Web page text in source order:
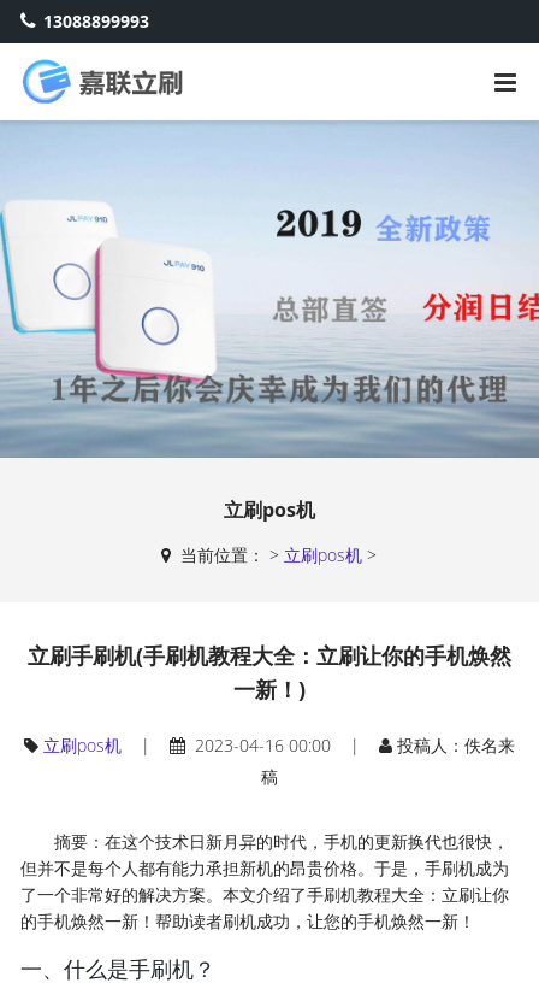
13088899993
立刷pos机
当前位置：> 立刷pos机 >
立刷手刷机(手刷机教程大全：立刷让你的手机焕然
一新！)
立刷pos机| 2023-04-16 00:00 |
投稿人：佚名来
稿
摘要：在这个技术日新月异的时代，手机的更新换代也很快，
但并不是每个人都有能力承担新机的昂贵价格。于是，手刷机成为
了一个非常好的解决方案。本文介绍了手刷机教程大全：立刷让你
的手机焕然一新！帮助读者刷机成功，让您的手机焕然一新！
一、什么是手刷机？